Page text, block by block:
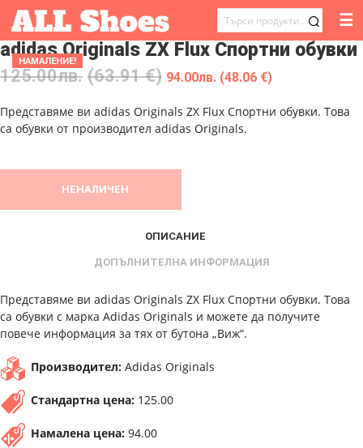
ТЪРСЕНЕ
ЗА:
☰
НАМАЛЕНИЕ!
adidas Originals ZX Flux Спортни обувки
125.00лв. (63.91 €) 94.00лв. (48.06 €)
Представяме ви adidas Originals ZX Flux Спортни обувки. Това
са обувки от производител adidas Originals.
НЕНАЛИЧЕН
ОПИСАНИЕ
ДОПЪЛНИТЕЛНА ИНФОРМАЦИЯ
Представяме ви adidas Originals ZX Flux Спортни обувки. Това
са обувки с марка Adidas Originals и можете да получите
повече информация за тях от бутона „Виж“.
Производител: Adidas Originals
Стандартна цена: 125.00
Намалена цена: 94.00